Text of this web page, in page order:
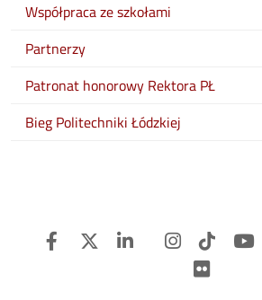
Współpraca ze szkołami
Partnerzy
Patronat honorowy Rektora PŁ
Bieg Politechniki Łódzkiej
Facebook
Twitter LinkedinInstagram
TiTok